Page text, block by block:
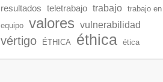
resultados teletrabajo trabajo
trabajo en
equipo
valores vulnerabilidad
vértigo ÉTHICA éthica ética